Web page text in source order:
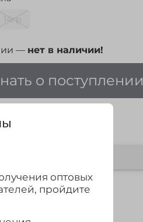
— нет в наличии!
о поступлении
14гр
оптовых
пройдите